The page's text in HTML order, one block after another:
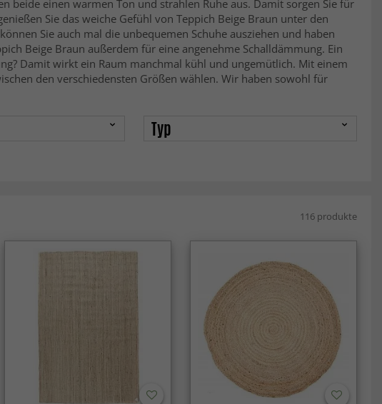
beide einen warmen Ton und strahlen Ruhe aus. Damit sorgen Sie für
Sie das weiche Gefühl von Teppich Beige Braun unter den
Sie auch mal die unbequemen Schuhe ausziehen und haben
Beige Braun außerdem für eine angenehme Schalldämmung. Ein
Damit wirkt ein Raum manchmal kühl und ungemütlich. Mit einem
den verschiedensten Größen wählen. Wir haben sowohl für
Typ
116 produkte